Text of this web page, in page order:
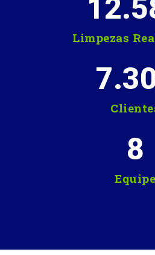
Limpezas
Equipe
8